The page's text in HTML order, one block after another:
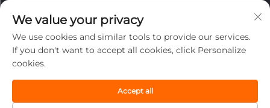
[email protected]
privaatheid
We value your privacy
We use cookies and similar tools to provide our services.
If you don't want to accept all cookies, click Personalize
cookies.
Accept all